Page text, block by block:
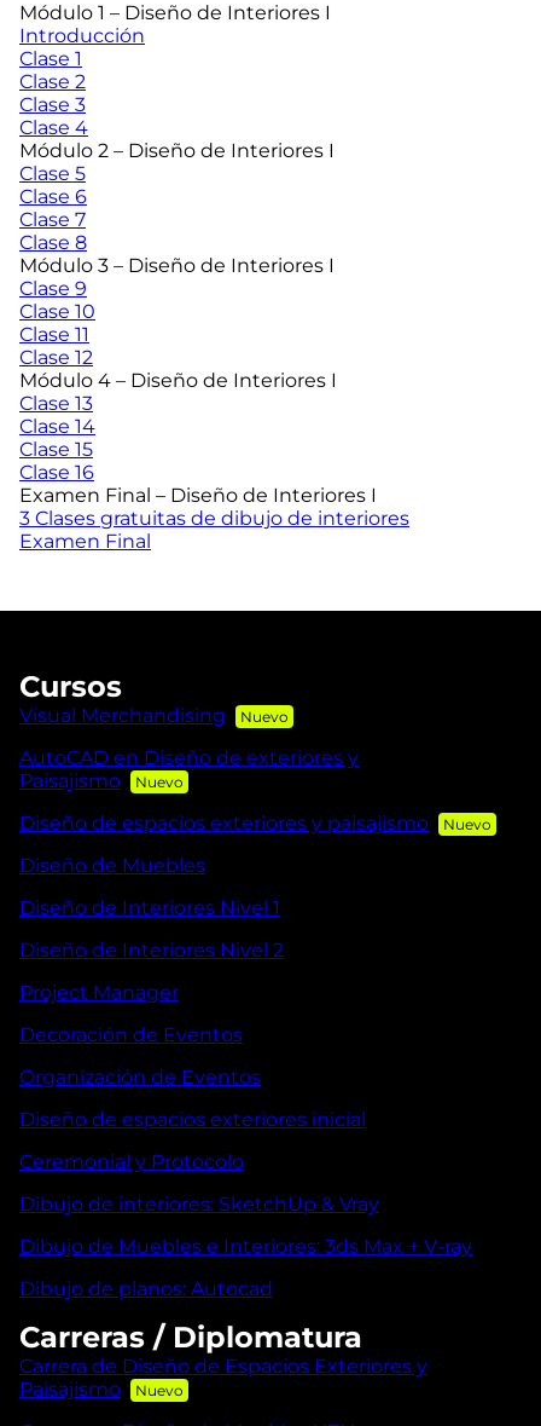
Módulo 1 – Diseño de Interiores I
Introducción
Clase 1
Clase 2
Clase 3
Clase 4
Módulo 2 – Diseño de Interiores I
Clase 5
Clase 6
Clase 7
Clase 8
Módulo 3 – Diseño de Interiores I
Clase 9
Clase 10
Clase 11
Clase 12
Módulo 4 – Diseño de Interiores I
Clase 13
Clase 14
Clase 15
Clase 16
Examen Final – Diseño de Interiores I
3 Clases gratuitas de dibujo de interiores
Examen Final
Cursos
Visual Merchandising
AutoCAD en Diseño de exteriores y
Paisajismo
Diseño de espacios exteriores y paisajismo
Diseño de Muebles
Diseño de Interiores Nivel 1
Diseño de Interiores Nivel 2
Project Manager
Decoración de Eventos
Organización de Eventos
Diseño de espacios exteriores inicial
Ceremonial y Protocolo
Dibujo de interiores: SketchUp & Vray
Dibujo de Muebles e Interiores: 3ds Max + V-ray
Dibujo de planos: Autocad
Carreras / Diplomatura
Carrera de Diseño de Espacios Exteriores y
Paisajismo